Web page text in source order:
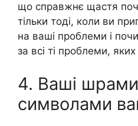
що справжнє щастя
тільки тоді, коли ви
на ваші проблеми і
за всі ті проблеми,
4. Ваші
символами